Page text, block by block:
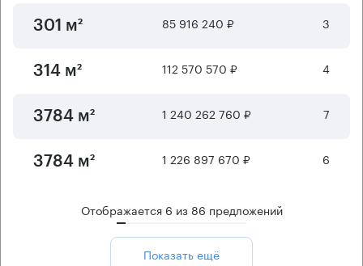
301 м² 85 916 240 ₽ 3
314 м² 112 570 570 ₽ 4
3784 м² 1 240 262 760 ₽ 7
3784 м² 1 226 897 670 ₽ 6
Отображается 6 из 86 предложений
Показать ещё